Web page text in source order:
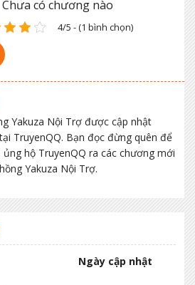
Chưa có chương nào
4/5 - (1 bình chọn)
Yakuza Nội Trợ được cập nhật
TruyenQQ. Bạn đọc đừng quên để
ủng hộ TruyenQQ ra các chương mới
Yakuza Nội Trợ.
Ngày cập nhật